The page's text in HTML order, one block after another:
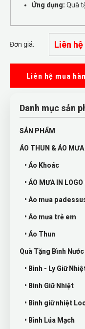
Ứng dụng: Quà
Đơn giá: Liên hệ
Liên hệ mua
Danh mục sản
SẢN PHẨM
ÁO THUN & ÁO MƯA
• Áo Khoác
• ÁO MƯA IN
• Áo mưa
• Áo mưa trẻ em
• Áo Thun
Quà Tặng Bình Nước
• Bình - Ly Giữ
• Bình Giữ Nhiệt
• Bình giữ nhiệt
• Bình Lúa Mạch